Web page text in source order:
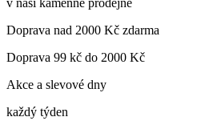
Doprava nad 2000 Kč zdarma
Doprava 99 kč do 2000 Kč
Akce a slevové dny
každý týden